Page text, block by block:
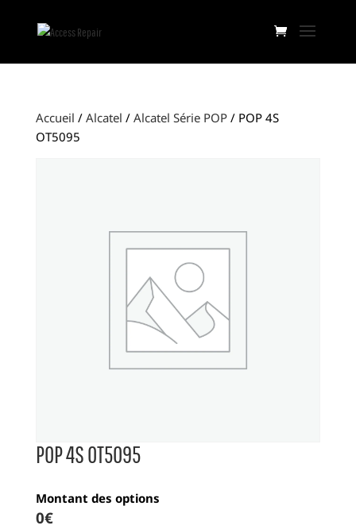
Accueil / Alcatel / Alcatel Série POP/ POP 4S
OT5095
POP 4S OT5095
Montant des options
0€